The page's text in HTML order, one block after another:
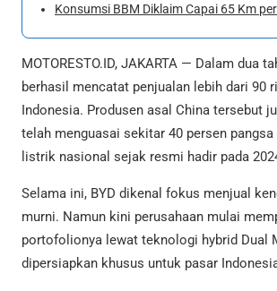
Konsumsi BBM Diklaim Capai 65 Km
MOTORESTO.ID, JAKARTA — Dalam dua
berhasil mencatat penjualan lebih dari 90
Indonesia. Produsen asal China tersebut
telah menguasai sekitar 40 persen
listrik nasional sejak resmi hadir pada
Selama ini, BYD dikenal fokus menjual
murni. Namun kini perusahaan mulai
portofolionya lewat teknologi hybrid Dual
dipersiapkan khusus untuk pasar